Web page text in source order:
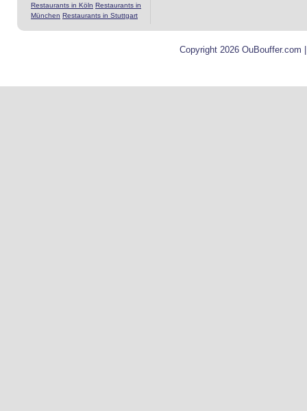
Restaurants in Köln Restaurants in
München Restaurants in Stuttgart
Copyright 2026 OuBouffer.com